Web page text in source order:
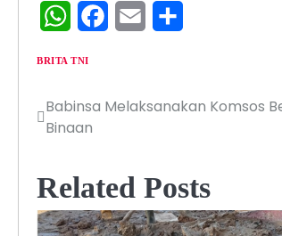
WhatsAppFacebook
Email
BRITA TNI
Navigasi
Babinsa Melaksanakan Komsos
Binaan
Related Posts